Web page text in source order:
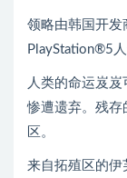
领略由韩国开发
PlayStation®5
人类的命运岌
惨遭遗弃。残存
区。
来自拓殖区的伊